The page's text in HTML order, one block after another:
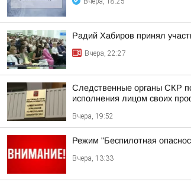
Радий Хабиров принял
Вчера, 22:27
Следственные органы СКР
исполнения лицом своих
Вчера, 19:52
Режим "Беспилотная
Вчера, 13:33